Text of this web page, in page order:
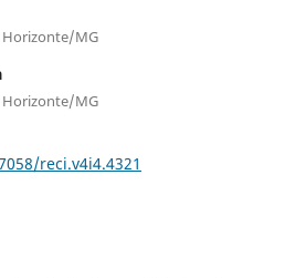
Horizonte/MG
Horizonte/MG
reci.v4i4.4321